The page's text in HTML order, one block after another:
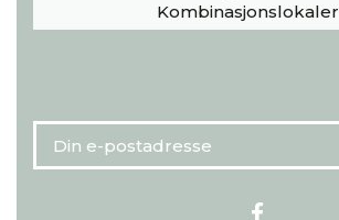
Kombinasjonslokaler